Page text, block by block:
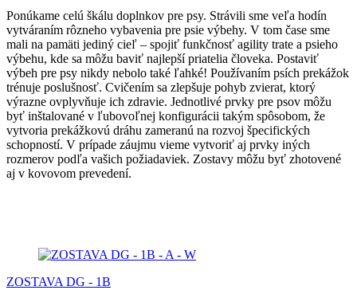
Ponúkame celú škálu doplnkov pre psy. Strávili sme veľa hodín
vytváraním rôzneho vybavenia pre psie výbehy. V tom čase sme
mali na pamäti jediný cieľ – spojiť funkčnosť agility trate a psieho
výbehu, kde sa môžu baviť najlepší priatelia človeka. Postaviť
výbeh pre psy nikdy nebolo také ľahké! Používaním psích prekážok
trénuje poslušnosť. Cvičením sa zlepšuje pohyb zvierat, ktorý
výrazne ovplyvňuje ich zdravie. Jednotlivé prvky pre psov môžu
byť inštalované v ľubovoľnej konfigurácii takým spôsobom, že
vytvoria prekážkovú dráhu zameranú na rozvoj špecifických
schopností. V prípade záujmu vieme vytvoriť aj prvky iných
rozmerov podľa vašich požiadaviek. Zostavy môžu byť zhotovené
aj v kovovom prevedení.
ZOSTAVA DG - 1B